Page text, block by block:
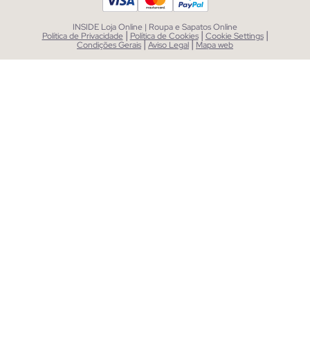
INSIDE Loja Online | Roupa e Sapatos Online
Política de Privacidade | Política de Cookies | Cookie Settings |
Condições Gerais|Aviso Legal| Mapa web